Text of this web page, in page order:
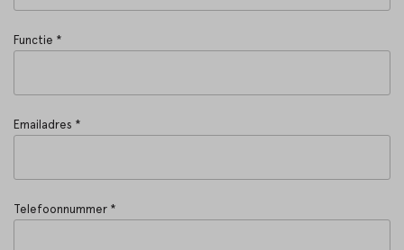
Functie *
Emailadres *
Telefoonnummer *